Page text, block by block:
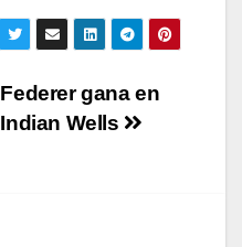
Federer gana en
Indian Wells